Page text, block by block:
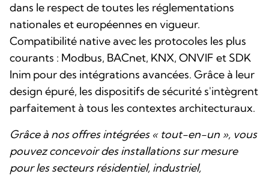
dans le respect de toutes les réglementations
nationales et européennes en vigueur.
Compatibilité native avec les protocoles les plus
courants : Modbus, BACnet, KNX, ONVIF et SDK
Inim pour des intégrations avancées. Grâce à leur
design épuré, les dispositifs de sécurité s'intègrent
parfaitement à tous les contextes architecturaux.
Grâce à nos offres intégrées « tout-en-un », vous
pouvez concevoir des installations sur mesure
pour les secteurs résidentiel, industriel,